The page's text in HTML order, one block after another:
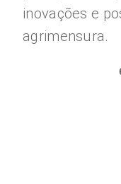
inovações e
agrimensura.